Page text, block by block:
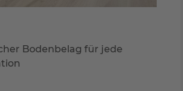
Bodenbelag für jede